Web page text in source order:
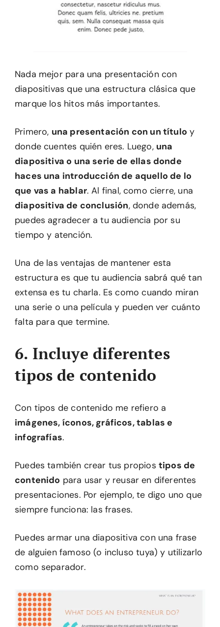
Nada mejor para una presentación con
diapositivas que una estructura clásica que
marque los hitos más importantes.
Primero, una presentación con un título y
donde cuentes quién eres. Luego, una
diapositiva o una serie de ellas donde
haces una introducción de aquello de lo
que vas a hablar. Al final, como cierre, una
diapositiva de conclusión, donde además,
puedes agradecer a tu audiencia por su
tiempo y atención.
Una de las ventajas de mantener esta
estructura es que tu audiencia sabrá qué tan
extensa es tu charla. Es como cuando miran
una serie o una película y pueden ver cuánto
falta para que termine.
6. Incluye diferentes
tipos de contenido
Con tipos de contenido me refiero a
imágenes, íconos, gráficos, tablas e
infografías.
Puedes también crear tus propios tipos de
contenido para usar y reusar en diferentes
presentaciones. Por ejemplo, te digo uno que
siempre funciona: las frases.
Puedes armar una diapositiva con una frase
de alguien famoso (o incluso tuya) y utilizarlo
como separador.